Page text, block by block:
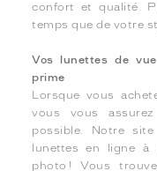
confort et qualité.
temps que de votre
Vos lunettes de
prime
Lorsque vous
vous vous
possible. Notre
lunettes en ligne à
photo ! Vous